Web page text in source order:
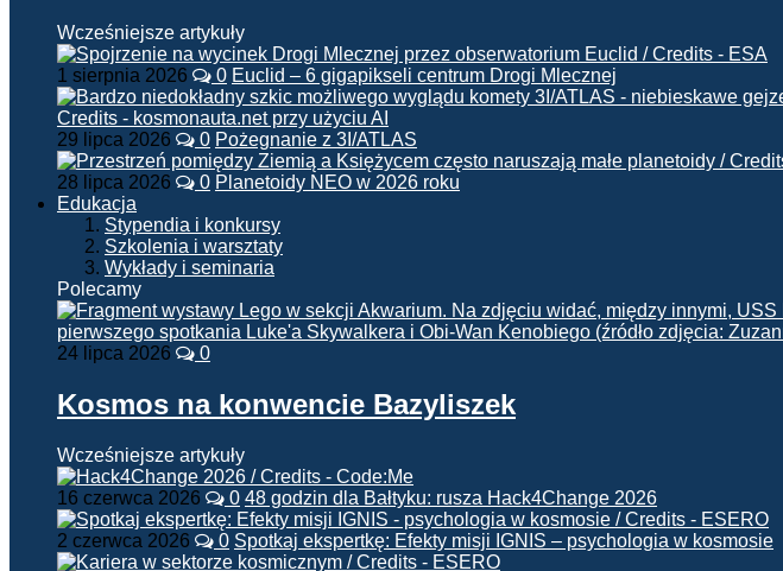
Wcześniejsze artykuły
1 sierpnia 2026 0 Euclid – 6 gigapikseli centrum Drogi Mlecznej
29 lipca 2026 0 Pożegnanie z 3I/ATLAS
28 lipca 2026 0 Planetoidy NEO w 2026 roku
Edukacja
Stypendia i konkursy
Szkolenia i warsztaty
Wykłady i seminaria
Polecamy
24 lipca 2026 0
Kosmos na konwencie Bazyliszek
Wcześniejsze artykuły
16 czerwca 2026 0 48 godzin dla Bałtyku: rusza Hack4Change 2026
2 czerwca 2026 0 Spotkaj ekspertkę: Efekty misji IGNIS – psychologia w kosmosie